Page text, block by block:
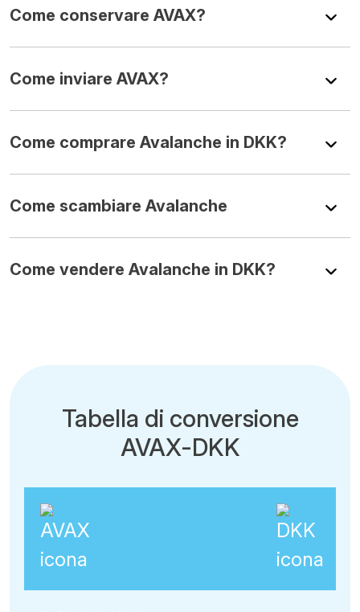
Come conservare AVAX?
Come inviare AVAX?
Come comprare Avalanche in DKK?
Come scambiare Avalanche
Come vendere Avalanche in DKK?
Tabella di conversione
AVAX-DKK